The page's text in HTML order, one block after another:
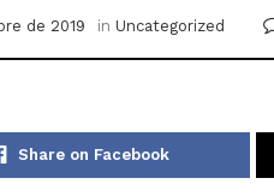
de 2019 in Uncategorized
Share on Facebook